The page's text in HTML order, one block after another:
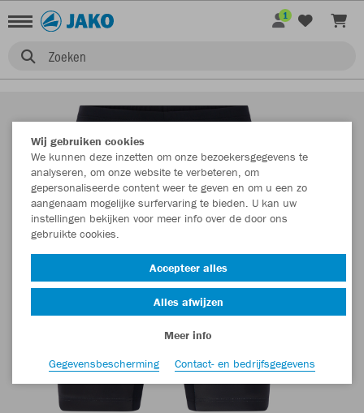
Zoeken
1
Wij gebruiken cookies
We kunnen deze inzetten om onze bezoekersgegevens te
analyseren, om onze website te verbeteren, om
gepersonaliseerde content weer te geven en om u een zo
aangenaam mogelijke surfervaring te bieden. U kan uw
instellingen bekijken voor meer info over de door ons
gebruikte cookies.
Accepteer alles
Alles afwijzen
Meer info
Gegevensbescherming
Contact- en bedrijfsgegevens